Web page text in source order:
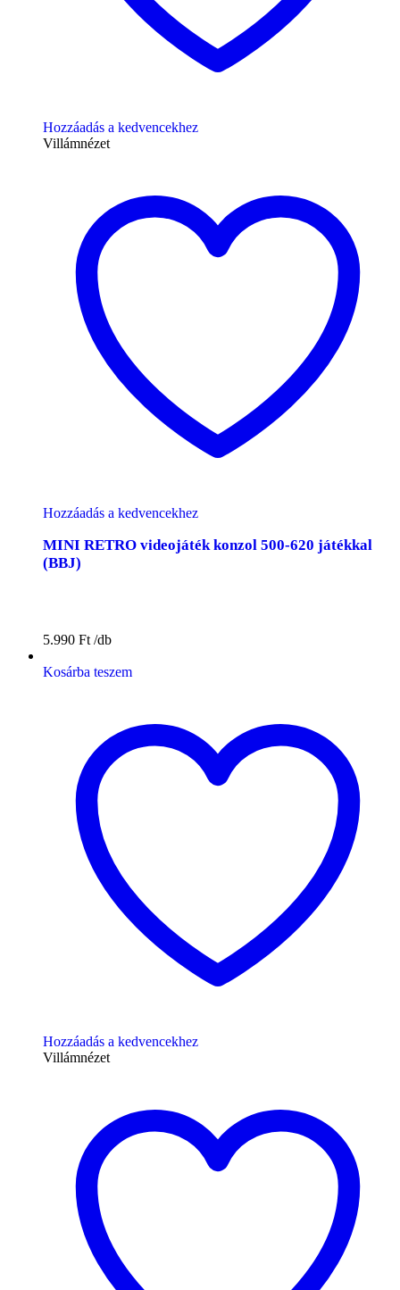
Hozzáadás a kedvencekhez
Villámnézet
Hozzáadás a kedvencekhez
MINI RETRO videojáték konzol 500-620 játékkal
(BBJ)
5.990 Ft
Kosárba teszem
Hozzáadás a kedvencekhez
Villámnézet